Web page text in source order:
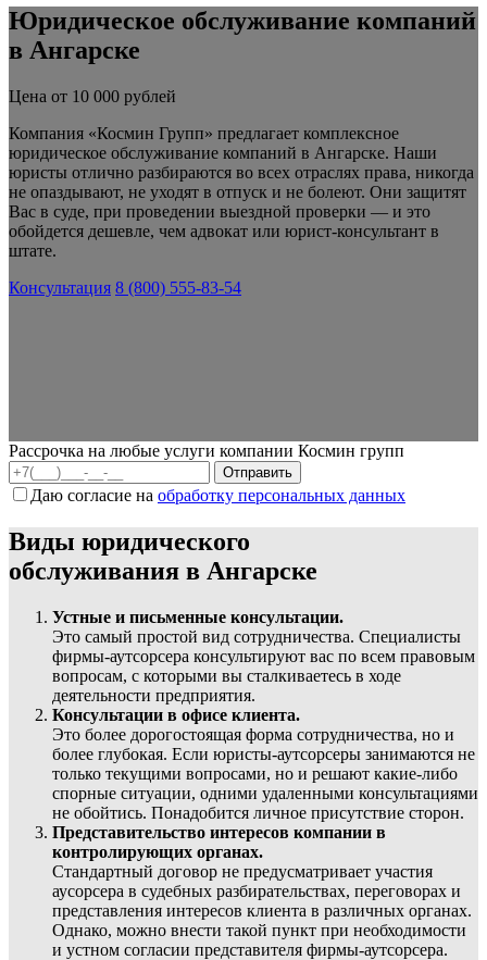
Юридическое обслуживание компаний
в Ангарске
Цена от 10 000 рублей
Компания «Космин Групп» предлагает комплексное
юридическое обслуживание компаний в Ангарске. Наши
юристы отлично разбираются во всех отраслях права, никогда
не опаздывают, не уходят в отпуск и не болеют. Они защитят
Вас в суде, при проведении выездной проверки — и это
обойдется дешевле, чем адвокат или юрист-консультант в
штате.
Консультация 8 (800) 555-83-54
Рассрочка на любые услуги компании Космин групп
Даю согласие на обработку персональных данных
Виды юридического
обслуживания в Ангарске
Устные и письменные консультации.
Это самый простой вид сотрудничества. Специалисты
фирмы-аутсорсера консультируют вас по всем правовым
вопросам, с которыми вы сталкиваетесь в ходе
деятельности предприятия.
Консультации в офисе клиента.
Это более дорогостоящая форма сотрудничества, но и
более глубокая. Если юристы-аутсорсеры занимаются не
только текущими вопросами, но и решают какие-либо
спорные ситуации, одними удаленными консультациями
не обойтись. Понадобится личное присутствие сторон.
Представительство интересов компании в
контролирующих органах.
Стандартный договор не предусматривает участия
аусорсера в судебных разбирательствах, переговорах и
представления интересов клиента в различных органах.
Однако, можно внести такой пункт при необходимости
и устном согласии представителя фирмы-аутсорсера.